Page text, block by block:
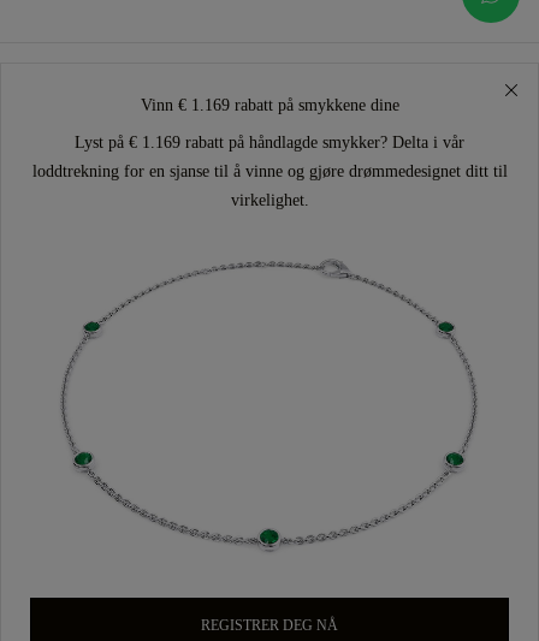
Vinn € 1.169 rabatt på smykkene dine
Lyst på € 1.169 rabatt på håndlagde smykker? Delta i vår
loddtrekning for en sjanse til å vinne og gjøre drømmedesignet ditt til
virkelighet.
REGISTRER DEG NÅ